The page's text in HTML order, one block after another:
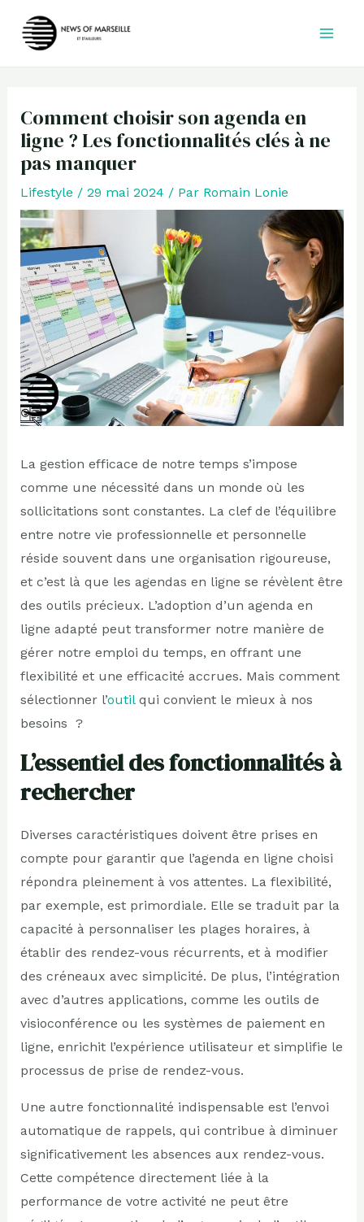
Comment choisir son agenda en
ligne ? Les fonctionnalités clés à ne
pas manquer
Lifestyle / 29 mai 2024 / Par Romain Lonie
La gestion efficace de notre temps s’impose
comme une nécessité dans un monde où les
sollicitations sont constantes. La clef de l’équilibre
entre notre vie professionnelle et personnelle
réside souvent dans une organisation rigoureuse,
et c’est là que les agendas en ligne se révèlent être
des outils précieux. L’adoption d’un agenda en
ligne adapté peut transformer notre manière de
gérer notre emploi du temps, en offrant une
flexibilité et une efficacité accrues. Mais comment
sélectionner l’outilqui convient le mieux à nos
besoins ?
L’essentiel des fonctionnalités à
rechercher
Diverses caractéristiques doivent être prises en
compte pour garantir que l’agenda en ligne choisi
répondra pleinement à vos attentes. La flexibilité,
par exemple, est primordiale. Elle se traduit par la
capacité à personnaliser les plages horaires, à
établir des rendez-vous récurrents, et à modifier
des créneaux avec simplicité. De plus, l’intégration
avec d’autres applications, comme les outils de
visioconférence ou les systèmes de paiement en
ligne, enrichit l’expérience utilisateur et simplifie le
processus de prise de rendez-vous.
Une autre fonctionnalité indispensable est l’envoi
automatique de rappels, qui contribue à diminuer
significativement les absences aux rendez-vous.
Cette compétence directement liée à la
performance de votre activité ne peut être